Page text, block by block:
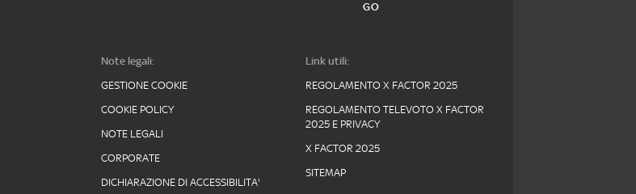
GO
Note legali:
GESTIONE COOKIE
COOKIE POLICY
NOTE LEGALI
CORPORATE
DICHIARAZIONE DI ACCESSIBILITA'
Link utili:
REGOLAMENTO X FACTOR 2025
REGOLAMENTO TELEVOTO X FACTOR
2025 E PRIVACY
X FACTOR 2025
SITEMAP